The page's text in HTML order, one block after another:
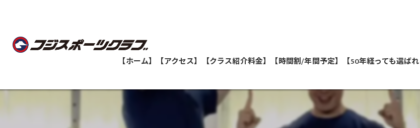
【ホーム】 【アクセス】
船橋教室
【クラス紹介料金】 【時間割/年間予定】 【50年経っても選ばれ
私たちが教えます